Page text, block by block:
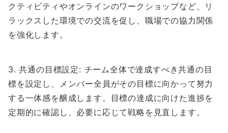
クティビティやオンラインのワークショップなど、リ
ラックスした環境での交流を促し、職場での協力関係
を強化します。
3. 共通の目標設定: チーム全体で達成すべき共通の目
標を設定し、メンバー全員がその目標に向かって努力
する一体感を醸成します。目標の達成に向けた進捗を
定期的に確認し、必要に応じて戦略を見直します。